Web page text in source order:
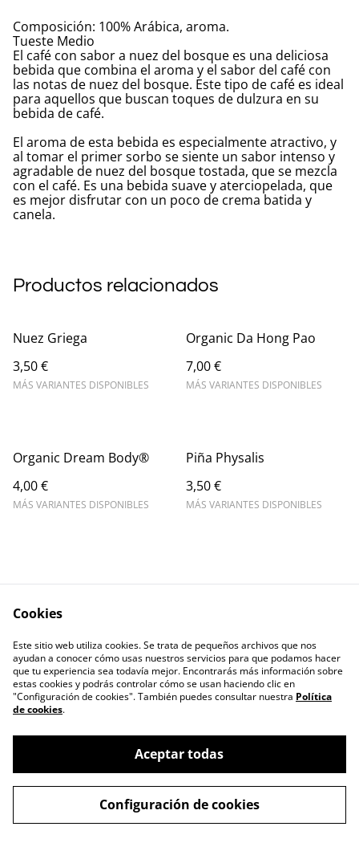
Composición: 100% Arábica, aroma.
Tueste Medio
El café con sabor a nuez del bosque es una deliciosa
bebida que combina el aroma y el sabor del café con
las notas de nuez del bosque. Este tipo de café es ideal
para aquellos que buscan toques de dulzura en su
bebida de café.
El aroma de esta bebida es especialmente atractivo, y
al tomar el primer sorbo se siente un sabor intenso y
agradable de nuez del bosque tostada, que se mezcla
con el café. Es una bebida suave y aterciopelada, que
es mejor disfrutar con un poco de crema batida y
canela.
Productos relacionados
Nuez Griega
3,50 €
MÁS VARIANTES DISPONIBLES
Organic Da Hong Pao
7,00 €
MÁS VARIANTES DISPONIBLES
Organic Dream Body®
4,00 €
MÁS VARIANTES DISPONIBLES
Piña Physalis
3,50 €
MÁS VARIANTES DISPONIBLES
Privacy Policy
Cookie Policy
Contactos
©2026ERIZO - Tienda de Café y Té
powered by
Cookies
Este sitio web utiliza cookies. Se trata de pequeños archivos que nos
ayudan a conocer cómo usas nuestros servicios para que podamos hacer
que tu experiencia sea todavía mejor. Encontrarás más información sobre
estas cookies y podrás controlar cómo se usan haciendo clic en
"Configuración de cookies". También puedes consultar nuestra Política
de cookies.
Aceptar todas
Configuración de cookies